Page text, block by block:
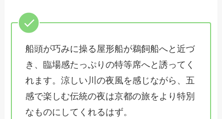
船頭が巧みに操る屋形船が鵜飼船へと近づ
き、臨場感たっぷりの特等席へと誘ってく
れます。涼しい川の夜風を感じながら、五
感で楽しむ伝統の夜は京都の旅をより特別
なものにしてくれるはず。